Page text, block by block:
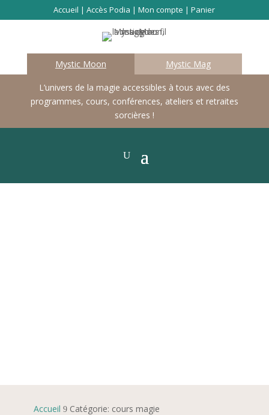
Accueil |Accès Podia |Mon compte |Panier
Mystic Moon Mystic Mag
L’univers de la magie accessibles à tous avec des
programmes, cours, conférences, ateliers et retraites
sorcières !
Accueil 9 Catégorie: cours magie